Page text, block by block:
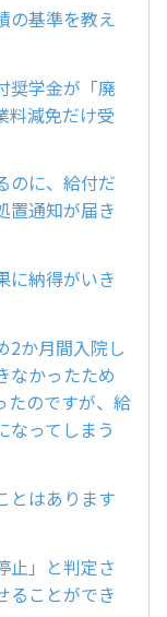
の基準を教え
奨学金が「廃
料減免だけ受
のに、給付だ
置通知が届き
に納得がいき
2か月間入院し
なかったため
たのですが、給
なってしまう
とはあります
止」と判定さ
ることができ